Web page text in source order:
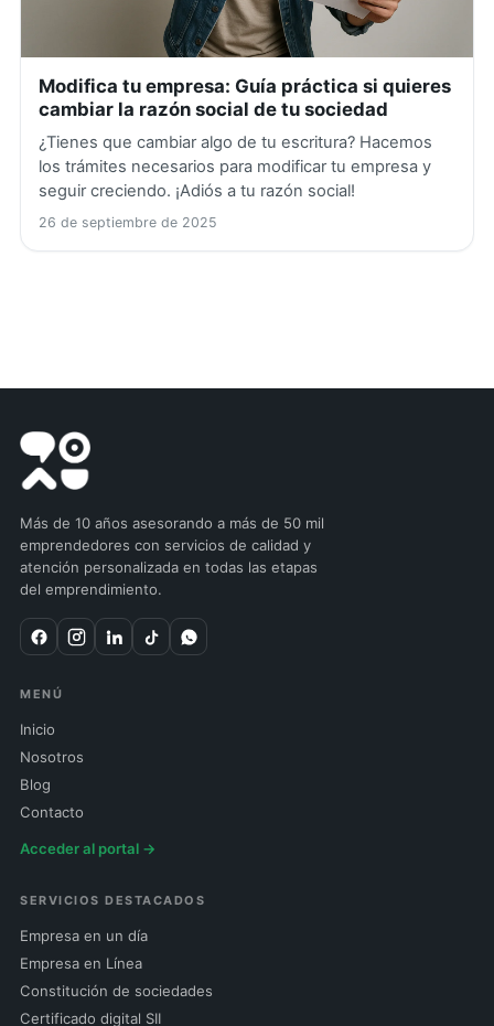
Modifica tu empresa: Guía práctica si quieres
cambiar la razón social de tu sociedad
¿Tienes que cambiar algo de tu escritura? Hacemos
los trámites necesarios para modificar tu empresa y
seguir creciendo. ¡Adiós a tu razón social!
26 de septiembre de 2025
Más de 10 años asesorando a más de 50 mil
emprendedores con servicios de calidad y
atención personalizada en todas las etapas
del emprendimiento.
MENÚ
Inicio
Nosotros
Blog
Contacto
Acceder al portal →
SERVICIOS DESTACADOS
Empresa en un día
Empresa en Línea
Constitución de sociedades
Certificado digital SII